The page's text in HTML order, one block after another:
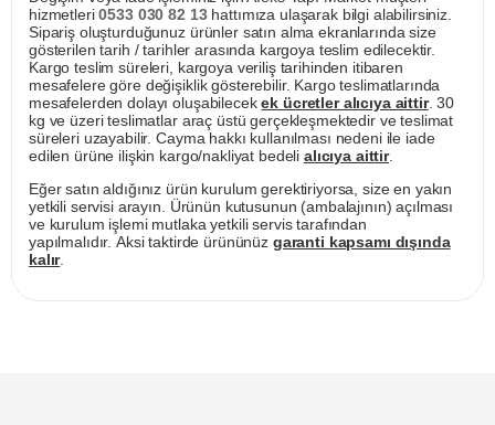
hizmetleri0533 030 82 13hattımıza ulaşarak bilgi alabilirsiniz.
Sipariş oluşturduğunuz ürünler satın alma ekranlarında size
gösterilen tarih / tarihler arasında kargoya teslim edilecektir.
Kargo teslim süreleri, kargoya veriliş tarihinden itibaren
mesafelere göre değişiklik gösterebilir. Kargo teslimatlarında
mesafelerden dolayı oluşabilecekek ücretler alıcıya aittir. 30
kg ve üzeri teslimatlar araç üstü gerçekleşmektedir ve teslimat
süreleri uzayabilir. Cayma hakkı kullanılması nedeni ile iade
edilen ürüne ilişkin kargo/nakliyat bedeli alıcıya aittir.
Eğer satın aldığınız ürün kurulum gerektiriyorsa, size en yakın
yetkili servisi arayın. Ürünün kutusunun (ambalajının) açılması
ve kurulum işlemi mutlaka yetkili servis tarafından
yapılmalıdır. Aksi taktirde ürününüz garanti kapsamı dışında
kalır.